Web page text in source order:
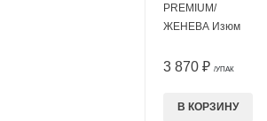
PREMIUM/
ЖЕНЕВА Изюм
3 870 ₽ /УПАК
В КОРЗИНУ